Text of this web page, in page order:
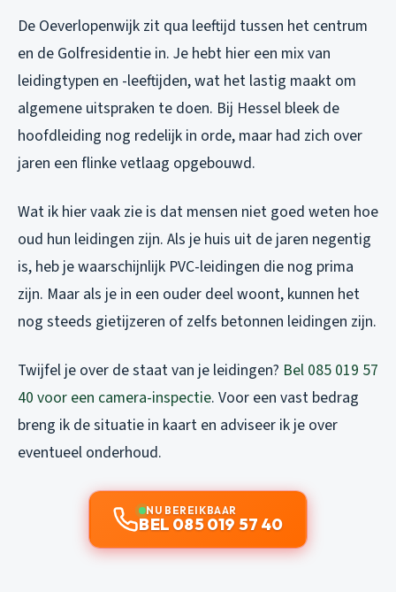
De Oeverlopenwijk zit qua leeftijd tussen het centrum
en de Golfresidentie in. Je hebt hier een mix van
leidingtypen en -leeftijden, wat het lastig maakt om
algemene uitspraken te doen. Bij Hessel bleek de
hoofdleiding nog redelijk in orde, maar had zich over
jaren een flinke vetlaag opgebouwd.
Wat ik hier vaak zie is dat mensen niet goed weten hoe
oud hun leidingen zijn. Als je huis uit de jaren negentig
is, heb je waarschijnlijk PVC-leidingen die nog prima
zijn. Maar als je in een ouder deel woont, kunnen het
nog steeds gietijzeren of zelfs betonnen leidingen zijn.
Twijfel je over de staat van je leidingen? Bel 085 019 57
40 voor een camera-inspectie. Voor een vast bedrag
breng ik de situatie in kaart en adviseer ik je over
eventueel onderhoud.
NU BEREIKBAAR
BEL 085 019 57 40